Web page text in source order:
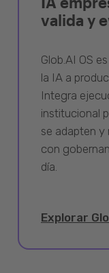
valida y
Glob.AI OS
la IA a
Integra
institucional
se adapten
con
día.
Explorar